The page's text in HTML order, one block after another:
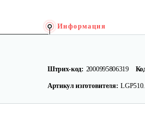
Информация
Штрих-код: 2000995806319
Артикул изготовителя: